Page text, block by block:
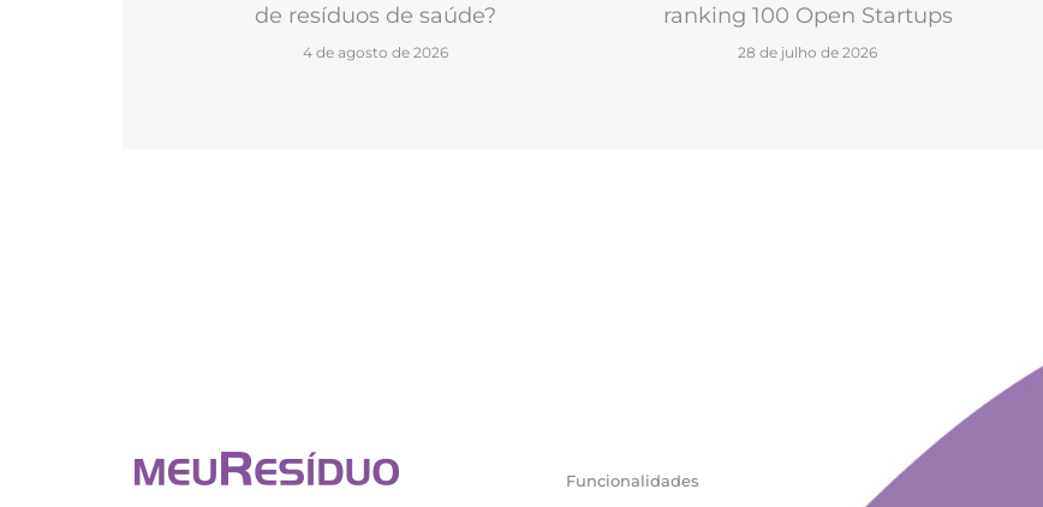
de resíduos de saúde?
4 de agosto de 2026
ranking 100 Open Startups
28 de julho de 2026
Funcionalidades